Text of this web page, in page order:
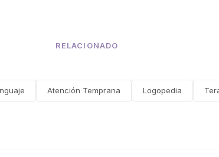
RELACIONADO
Atención Temprana Logopedia